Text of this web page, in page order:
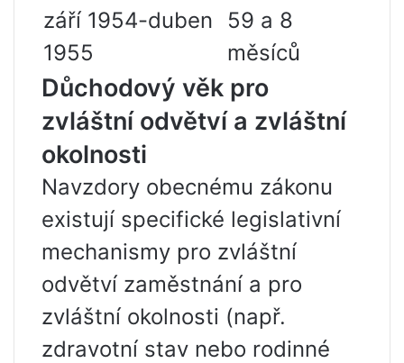
září 1954-duben
1955
59 a 8
měsíců
Důchodový věk pro
zvláštní odvětví a zvláštní
okolnosti
Navzdory obecnému zákonu
existují specifické legislativní
mechanismy pro zvláštní
odvětví zaměstnání a pro
zvláštní okolnosti (např.
zdravotní stav nebo rodinné